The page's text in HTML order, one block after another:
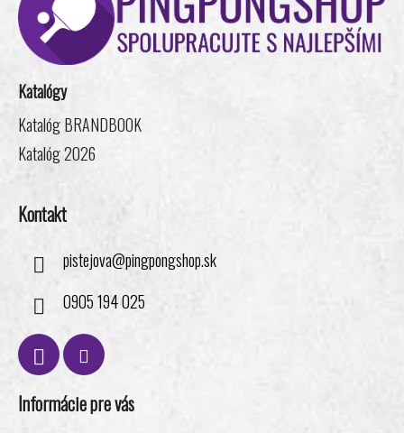
p
r
Katalógy
Katalóg BRANDBOOK
Katalóg 2026
Kontakt
pistejova@pingpongshop.sk
0905 194 025
Informácie pre vás